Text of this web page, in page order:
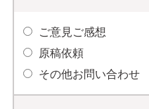
ご意見ご感想
原稿依頼
その他お問い合わせ